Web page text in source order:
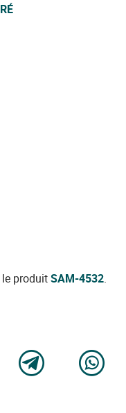
produitSAM-4532.